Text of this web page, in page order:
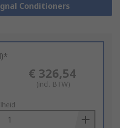
Conditioners
€ 326,54
(incl. BTW)